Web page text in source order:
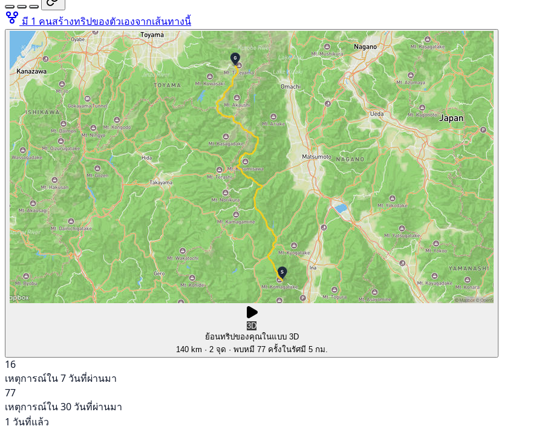
มี 1 คนสร้างทริปของตัวเองจากเส้นทางนี้
3D
ย้อนทริปของคุณในแบบ 3D
140 km · 2 จุด · พบหมี 77 ครั้งในรัศมี 5 กม.
16
เหตุการณ์ใน 7 วันที่ผ่านมา
77
เหตุการณ์ใน 30 วันที่ผ่านมา
1 วันที่แล้ว